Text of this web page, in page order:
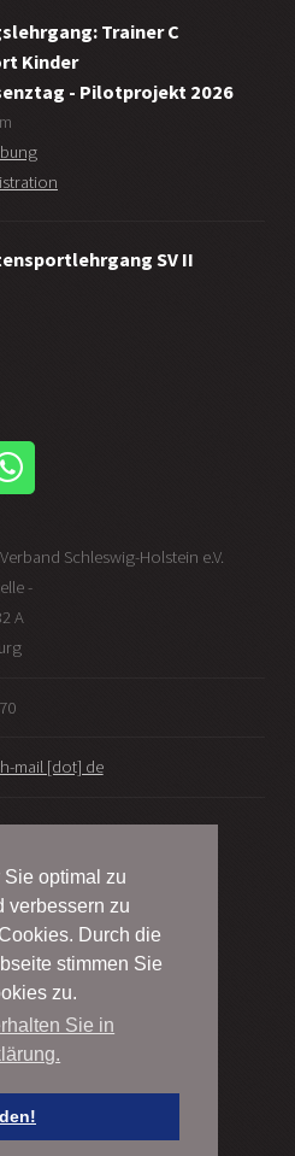
optimal zu
verbessern zu
Durch die
stimmen Sie
zu.
Sie in
Trainer C
Kinder
- Pilotprojekt 2026
SV II
Schleswig-Holstein e.V.
-
A
mail [dot] de
Schleswig-Holstein e.V.
- 2026
vorbehalten
| Legal Notice
| Privacy Policy